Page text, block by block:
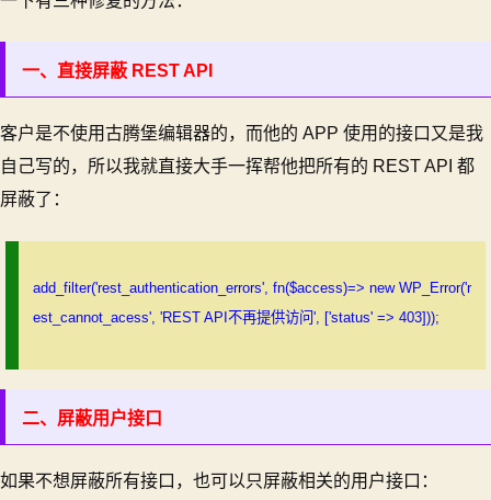
一、直接屏蔽 REST API
客户是不使用古腾堡编辑器的，而他的 APP 使用的接口又是我
自己写的，所以我就直接大手一挥帮他把所有的 REST API 都
屏蔽了：
add_filter('rest_authentication_errors', fn($access)=> new WP_Error('r
est_cannot_acess', 'REST API不再提供访问', ['status' => 403]));
二、屏蔽用户接口
如果不想屏蔽所有接口，也可以只屏蔽相关的用户接口：